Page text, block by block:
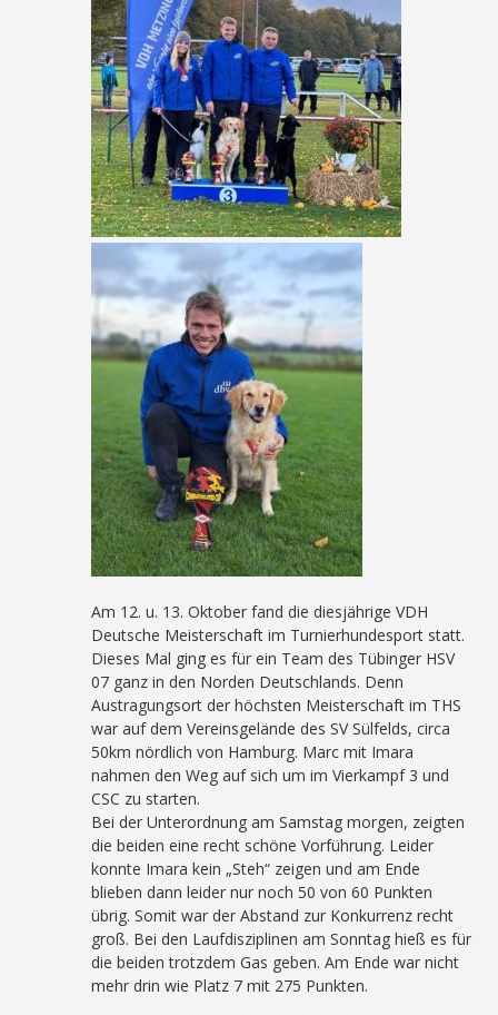
Am 12. u. 13. Oktober fand die diesjährige VDH
Deutsche Meisterschaft im Turnierhundesport statt.
Dieses Mal ging es für ein Team des Tübinger HSV
07 ganz in den Norden Deutschlands. Denn
Austragungsort der höchsten Meisterschaft im THS
war auf dem Vereinsgelände des SV Sülfelds, circa
50km nördlich von Hamburg. Marc mit Imara
nahmen den Weg auf sich um im Vierkampf 3 und
CSC zu starten.
Bei der Unterordnung am Samstag morgen, zeigten
die beiden eine recht schöne Vorführung. Leider
konnte Imara kein „Steh“ zeigen und am Ende
blieben dann leider nur noch 50 von 60 Punkten
übrig. Somit war der Abstand zur Konkurrenz recht
groß. Bei den Laufdisziplinen am Sonntag hieß es für
die beiden trotzdem Gas geben. Am Ende war nicht
mehr drin wie Platz 7 mit 275 Punkten.